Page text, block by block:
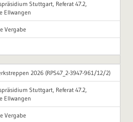
Stuttgart, Referat 47.2,
Ellwangen
Vergabe
2026 (RPS47_2-3947-961/12/2)
Stuttgart, Referat 47.2,
Ellwangen
Vergabe